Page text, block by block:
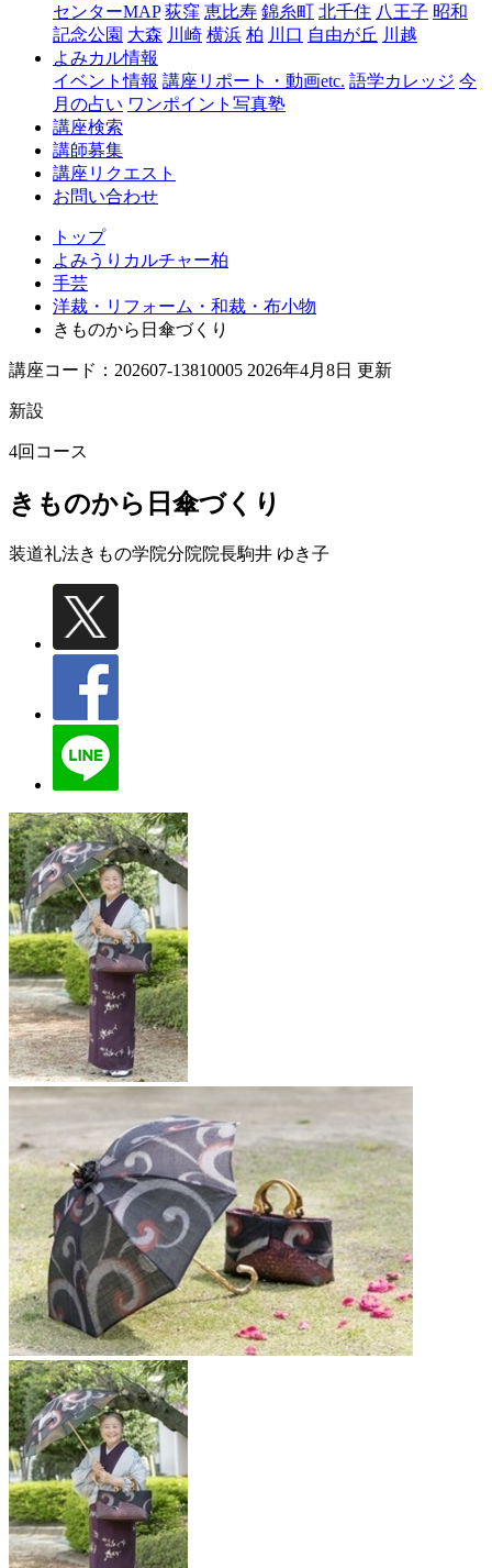
センターMAP 荻窪 恵比寿 錦糸町 北千住 八王子 昭和
記念公園 大森 川崎 横浜 柏 川口 自由が丘 川越
よみカル情報
イベント情報 講座リポート・動画etc. 語学カレッジ 今
月の占い ワンポイント写真塾
講座検索
講師募集
講座リクエスト
お問い合わせ
トップ
よみうりカルチャー柏
手芸
洋裁・リフォーム・和裁・布小物
きものから日傘づくり
講座コード：202607-13810005 2026年4月8日 更新
新設
4回コース
きものから日傘づくり
装道礼法きもの学院分院院長駒井 ゆき子